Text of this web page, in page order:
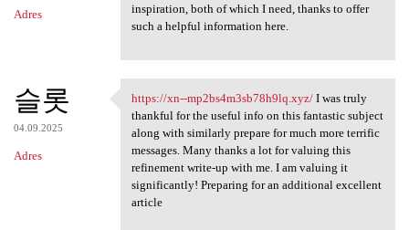
Adres
inspiration, both of which I need, thanks to offer
such a helpful information here.
슬롯
04.09.2025
Adres
https://xn--mp2bs4m3sb78h9lq
https://xn--mp2bs4m3sb78h9lq.xyz/I was truly
thankful for the useful info on this fantastic subject
along with similarly prepare for much more terrific
messages. Many thanks a lot for valuing this
refinement write-up with me. I am valuing it
significantly! Preparing for an additional excellent
article